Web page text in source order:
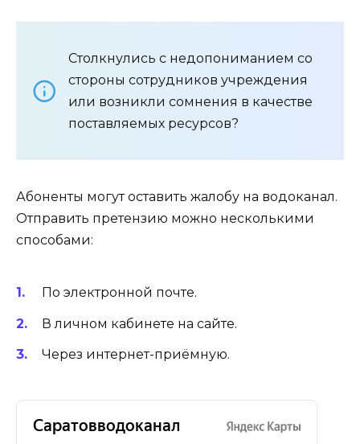
Столкнулись с недопониманием со
стороны сотрудников учреждения
или возникли сомнения в качестве
поставляемых ресурсов?
Абоненты могут оставить жалобу на водоканал.
Отправить претензию можно несколькими
способами:
По электронной почте.
В личном кабинете на сайте.
Через интернет-приёмную.